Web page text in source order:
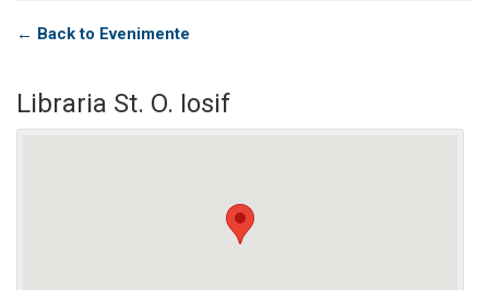
← Back to Evenimente
Libraria St. O. Iosif